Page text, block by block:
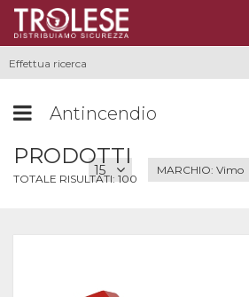
Antincendio
MARCHIO: Vimo
PRODOTTI
TOTALE RISULTATI:100